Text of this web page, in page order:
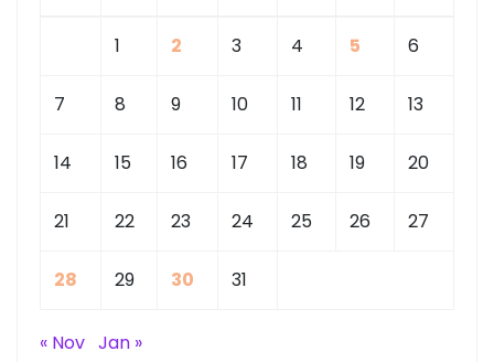
1 2 3 4 5 6
7 8 9 10 11 12 13
14 15 16 17 18 19 20
21 22 23 24 25 26 27
28 29 30 31
« Nov Jan »